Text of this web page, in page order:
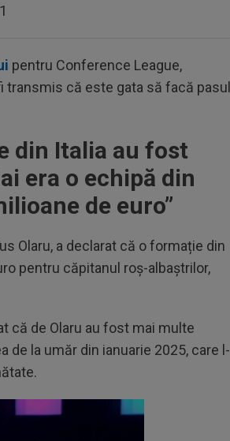
pentru Conference League,
transmis că este gata să facă pasul
din Italia au fost
era o echipă din
de euro”
Olaru, a declarat că o formație din
pentru căpitanul roș-albaștrilor,
că de Olaru au fost mai multe
de la umăr din ianuarie 2025, care l-